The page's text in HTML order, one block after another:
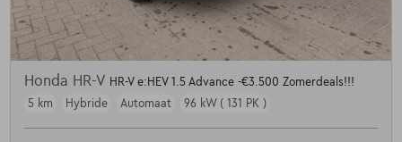
Honda HR-V HR-V e:HEV 1.5 Advance -€3.500 Zomerdeals!!!
5 km
Hybride Automaat 96 kW ( 131 PK )